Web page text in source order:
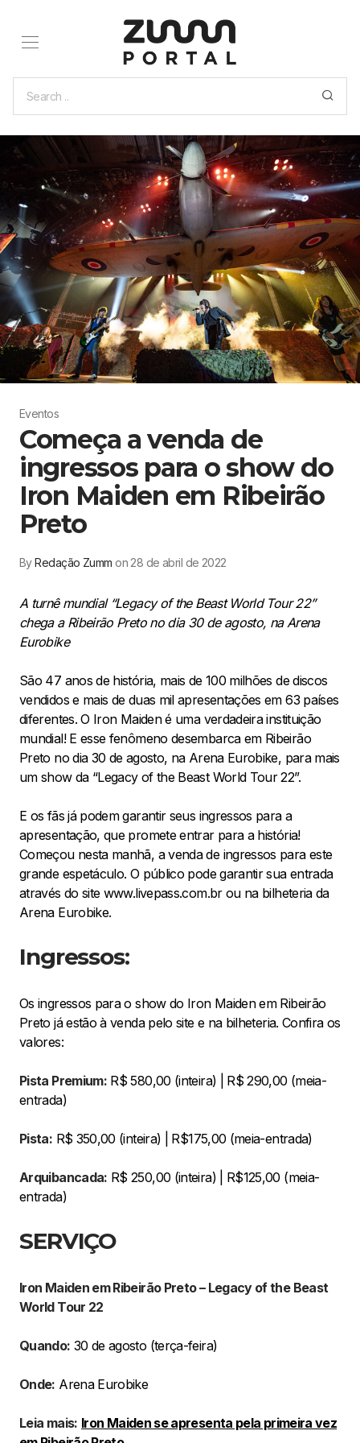
Eventos
Começa a venda de
ingressos para o show do
Iron Maiden em Ribeirão
Preto
ByRedação Zumm on 28 de abril de 2022
A turnê mundial “Legacy of the Beast World Tour 22”
chega a Ribeirão Preto no dia 30 de agosto, na Arena
Eurobike
São 47 anos de história, mais de 100 milhões de discos
vendidos e mais de duas mil apresentações em 63 países
diferentes. O Iron Maiden é uma verdadeira instituição
mundial! E esse fenômeno desembarca em Ribeirão
Preto no dia 30 de agosto, na Arena Eurobike, para mais
um show da “Legacy of the Beast World Tour 22”.
E os fãs já podem garantir seus ingressos para a
apresentação, que promete entrar para a história!
Começou nesta manhã, a venda de ingressos para este
grande espetáculo. O público pode garantir sua entrada
através do site www.livepass.com.br ou na bilheteria da
Arena Eurobike.
Ingressos:
Os ingressos para o show do Iron Maiden em Ribeirão
Preto já estão à venda pelo site e na bilheteria. Confira os
valores:
Pista Premium: R$ 580,00 (inteira) | R$ 290,00 (meia-
entrada)
Pista: R$ 350,00 (inteira) | R$175,00 (meia-entrada)
Arquibancada: R$ 250,00 (inteira) | R$125,00 (meia-
entrada)
SERVIÇO
Iron Maiden em Ribeirão Preto – Legacy of the Beast
World Tour 22
Quando: 30 de agosto (terça-feira)
Onde: Arena Eurobike
Leia mais: Iron Maiden se apresenta pela primeira vez